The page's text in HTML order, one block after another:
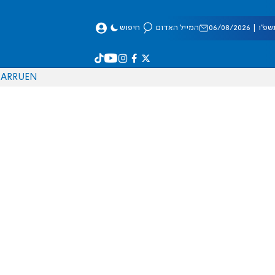
08/2026 המייל האדום חיפוש
EN
RU
AR